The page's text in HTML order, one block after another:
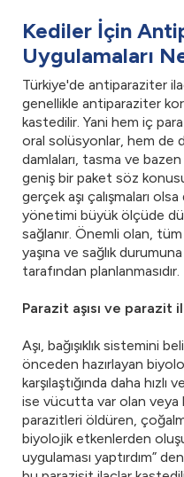
Kediler İçin
Uygulamaları
Türkiye'de antiparaziter
genellikle antiparaziter
kastedilir. Yani hem iç
oral solüsyonlar, hem de
damlaları, tasma ve
geniş bir paket söz
gerçek aşı çalışmaları
yönetimi büyük ölçüde
sağlanır. Önemli olan,
yaşına ve sağlık
tarafından planlanmasıdır.
Parazit aşısı ve parazit
Aşı, bağışıklık sistemini
önceden hazırlayan
karşılaştığında daha
ise vücutta var olan veya
parazitleri öldüren,
biyolojik etkenlerden
uygulaması yaptırdım”